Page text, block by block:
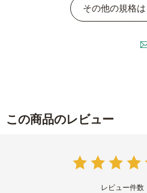
その他の規格
この商品のレビュー
レビュー件数